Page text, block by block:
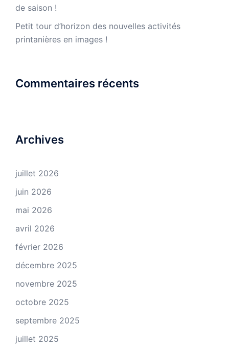
de saison !
Petit tour d’horizon des nouvelles activités
printanières en images !
Commentaires récents
Archives
juillet 2026
juin 2026
mai 2026
avril 2026
février 2026
décembre 2025
novembre 2025
octobre 2025
septembre 2025
juillet 2025